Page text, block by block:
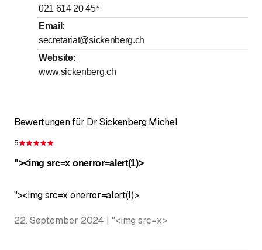
Samstag
Sonntag
4ème étage
021 614 20 45*
Email :
secretariat@sickenberg.ch
Website:
www.sickenberg.ch
Bewertungen für Dr Sickenberg Michel
5
"><img src=x onerror=alert(1)>
"><img src=x onerror=alert(1)>
22. September 2024 | "<img src=x>